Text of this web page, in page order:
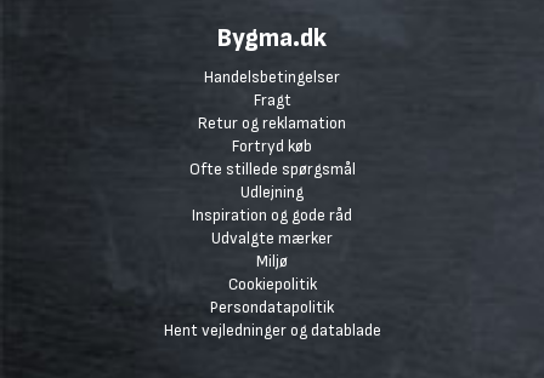
Bygma.dk
Handelsbetingelser
Fragt
Retur og reklamation
Fortryd køb
Ofte stillede spørgsmål
Udlejning
Inspiration og gode råd
Udvalgte mærker
Miljø
Cookiepolitik
Persondatapolitik
Hent vejledninger og datablade